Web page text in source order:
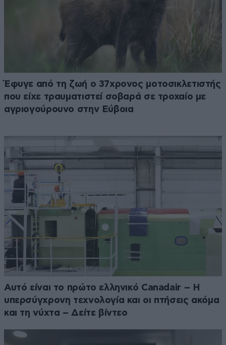
Έφυγε από τη ζωή ο 37χρονος μοτοσικλετιστής
που είχε τραυματιστεί σοβαρά σε τροχαίο με
αγριογούρουνο στην Εύβοια
Αυτό είναι το πρώτο ελληνικό Canadair – Η
υπερσύγχρονη τεχνολογία και οι πτήσεις ακόμα
και τη νύχτα – Δείτε βίντεο